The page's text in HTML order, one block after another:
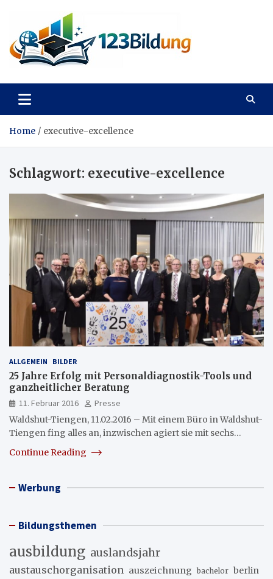
content
123Bildung
Home executive-excellence
Schlagwort: executive-excellence
ALLGEMEIN BILDER
25 Jahre Erfolg mit Personaldiagnostik-Tools und
ganzheitlicher Beratung
11. Februar 2016
Presse
Waldshut-Tiengen, 11.02.2016 – Mit einem Büro in Waldshut-
Tiengen fing alles an, inzwischen agiert sie mit sechs…
Continue Reading
Werbung
Bildungsthemen
ausbildung auslandsjahr
austauschorganisation auszeichnung bachelor berlin